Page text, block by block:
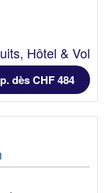
Hôtel & Vol
dès CHF 484